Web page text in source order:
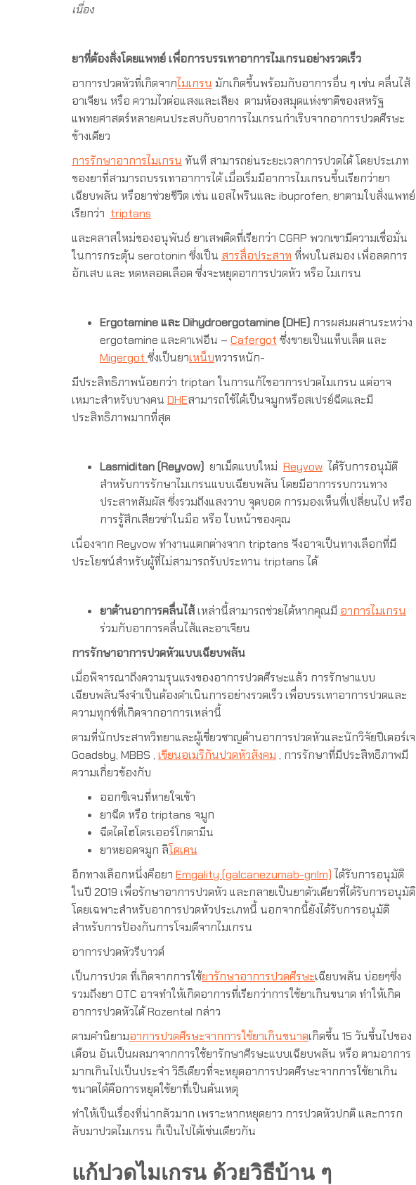
เนื่อง
ยาที่ต้องสั่งโดยแพทย์ เพื่อการบรรเทาอาการไมเกรนอย่างรวดเร็ว
อาการปวดหัวที่เกิดจากไมเกรน มักเกิดขึ้นพร้อมกับอาการอื่น ๆ เช่น คลื่นไส้
อาเจียน หรือ ความไวต่อแสงและเสียง ตามห้องสมุดแห่งชาติของสหรัฐ
แพทยศาสตร์หลายคนประสบกับอาการไมเกรนกำเริบจากอาการปวดศีรษะ
ข้างเดียว
การรักษาอาการไมเกรน ทันที สามารถย่นระยะเวลาการปวดได้ โดยประเภท
ของยาที่สามารถบรรเทาอาการได้ เมื่อเริ่มมีอาการไมเกรนขึ้นเรียกว่ายา
เฉียบพลัน หรือยาช่วยชีวิต เช่น แอสไพรินและ ibuprofen, ยาตามใบสั่งแพทย์
เรียกว่า triptans
และคลาสใหม่ของอนุพันธ์ ยาเสพติดที่เรียกว่า CGRP พวกเขามีความเชื่อมั่น
ในการกระตุ้น serotonin ซึ่งเป็น สารสื่อประสาท ที่พบในสมอง เพื่อลดการ
อักเสบ และ หดหลอดเลือด ซึ่งจะหยุดอาการปวดหัว หรือ ไมเกรน
Ergotamine และ Dihydroergotamine (DHE) การผสมผสานระหว่าง
ergotamine และคาเฟอีน – Cafergot ซึ่งขายเป็นแท็บเล็ต และ
Migergot ซึ่งเป็นยาเหน็บทวารหนัก-
มีประสิทธิภาพน้อยกว่า triptan ในการแก้ไขอาการปวดไมเกรน แต่อาจ
เหมาะสำหรับบางคน DHEสามารถใช้ได้เป็นจมูกหรือสเปรย์ฉีดและมี
ประสิทธิภาพมากที่สุด
Lasmiditan (Reyvow) ยาเม็ดแบบใหม่ Reyvow ได้รับการอนุมัติ
สำหรับการรักษาไมเกรนแบบเฉียบพลัน โดยมีอาการรบกวนทาง
ประสาทสัมผัส ซึ่งรวมถึงแสงวาบ จุดบอด การมองเห็นที่เปลี่ยนไป หรือ
การรู้สึกเสียวซ่าในมือ หรือ ใบหน้าของคุณ
เนื่องจาก Reyvow ทำงานแตกต่างจาก triptans จึงอาจเป็นทางเลือกที่มี
ประโยชน์สำหรับผู้ที่ไม่สามารถรับประทาน triptans ได้
ยาต้านอาการคลื่นไส้เหล่านี้สามารถช่วยได้หากคุณมี อาการไมเกรน
ร่วมกับอาการคลื่นไส้และอาเจียน
การรักษาอาการปวดหัวแบบเฉียบพลัน
เมื่อพิจารณาถึงความรุนแรงของอาการปวดศีรษะแล้ว การรักษาแบบ
เฉียบพลันจึงจำเป็นต้องดำเนินการอย่างรวดเร็ว เพื่อบรรเทาอาการปวดและ
ความทุกข์ที่เกิดจากอาการเหล่านี้
ตามที่นักประสาทวิทยาและผู้เชี่ยวชาญด้านอาการปวดหัวและนักวิจัยปีเตอร์เจ
Goadsby, MBBS , เขียนอเมริกันปวดหัวสังคม , การรักษาที่มีประสิทธิภาพมี
ความเกี่ยวข้องกับ
ออกซิเจนที่หายใจเข้า
ยาฉีด หรือ triptans จมูก
ฉีดไดไฮโดรเออร์โกตามีน
ยาหยอดจมูก ลิโดเคน
อีกทางเลือกหนึ่งคือยา Emgality (galcanezumab-gnlm) ได้รับการอนุมัติ
ในปี 2019 เพื่อรักษาอาการปวดหัว และกลายเป็นยาตัวเดียวที่ได้รับการอนุมัติ
โดยเฉพาะสำหรับอาการปวดหัวประเภทนี้ นอกจากนี้ยังได้รับการอนุมัติ
สำหรับการป้องกันการโจมตีจากไมเกรน
อาการปวดหัวรีบาวด์
เป็นการปวด ที่เกิดจากการใช้ยารักษาอาการปวดศีรษะเฉียบพลัน บ่อยๆซึ่ง
รวมถึงยา OTC อาจทำให้เกิดอาการที่เรียกว่าการใช้ยาเกินขนาด ทำให้เกิด
อาการปวดหัวได้ Rozental กล่าว
ตามคำนิยามอาการปวดศีรษะจากการใช้ยาเกินขนาดเกิดขึ้น 15 วันขึ้นไปของ
เดือน อันเป็นผลมาจากการใช้ยารักษาศีรษะแบบเฉียบพลัน หรือ ตามอาการ
มากเกินไปเป็นประจำ วิธีเดียวที่จะหยุดอาการปวดศีรษะจากการใช้ยาเกิน
ขนาดได้คือการหยุดใช้ยาที่เป็นต้นเหตุ
ทำให้เป็นเรื่องที่น่ากลัวมาก เพราะหากหยุดยาว การปวดหัวปกติ และการก
ลับมาปวดไมเกรน ก็เป็นไปได้เช่นเดียวกัน
แก้ปวดไมเกรน ด้วยวิธีบ้าน ๆ